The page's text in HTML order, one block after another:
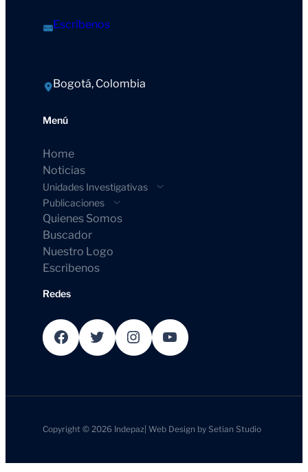
Escríbenos
Bogotá, Colombia
Menú
Home
Noticias
Unidades Investigativas
Publicaciones
Quienes Somos
Buscador
Nuestro Logo
Escribenos
Redes
Facebook Twitter Instagram YouTube
Copyright © 2026 Indepaz|Web Design bySetian Studio